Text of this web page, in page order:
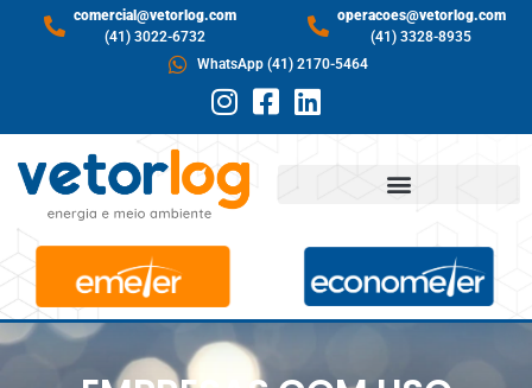
comercial@vetorlog.com
(41) 3022-6732
operacoes@vetorlog.com
(41) 3328-8935
WhatsApp (41) 2170-5464